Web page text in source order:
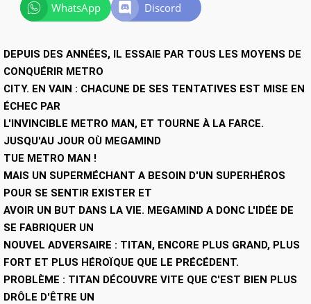
WhatsApp
Discord
DEPUIS DES ANNÉES, IL ESSAIE PAR TOUS LES MOYENS DE
CONQUÉRIR METRO
CITY. EN VAIN : CHACUNE DE SES TENTATIVES EST MISE EN
ÉCHEC PAR
L'INVINCIBLE METRO MAN, ET TOURNE À LA FARCE.
JUSQU'AU JOUR OÙ MEGAMIND
TUE METRO MAN !
MAIS UN SUPERMÉCHANT A BESOIN D'UN SUPERHÉROS
POUR SE SENTIR EXISTER ET
AVOIR UN BUT DANS LA VIE. MEGAMIND A DONC L'IDÉE DE
SE FABRIQUER UN
NOUVEL ADVERSAIRE : TITAN, ENCORE PLUS GRAND, PLUS
FORT ET PLUS HÉROÏQUE QUE LE PRÉCÉDENT.
PROBLÈME : TITAN DÉCOUVRE VITE QUE C'EST BIEN PLUS
DRÔLE D'ÊTRE UN